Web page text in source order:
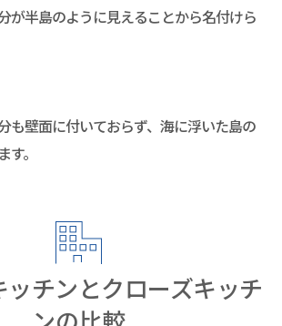
が半島のように見えることから名付けら
も壁面に付いておらず、海に浮いた島の
。
ッチンとクローズキッチ